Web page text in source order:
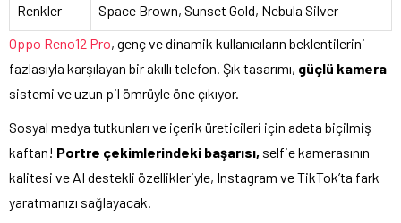
Renkler
Space Brown, Sunset Gold, Nebula Silver
Oppo Reno12 Pro, genç ve dinamik kullanıcıların beklentilerini
fazlasıyla karşılayan bir akıllı telefon. Şık tasarımı, güçlü kamera
sistemi ve uzun pil ömrüyle öne çıkıyor.
Sosyal medya tutkunları ve içerik üreticileri için adeta biçilmiş
kaftan! Portre çekimlerindeki başarısı, selfie kamerasının
kalitesi ve AI destekli özellikleriyle, Instagram ve TikTok’ta fark
yaratmanızı sağlayacak.